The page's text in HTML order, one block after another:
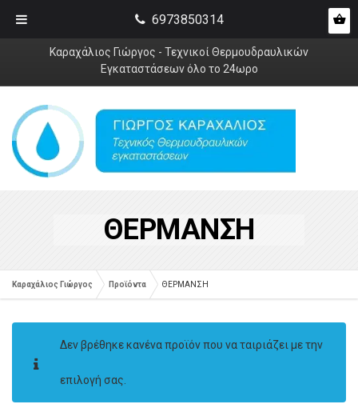
Καραχάλιος Γιώργος - Τεχνικοί Θερμουδραυλικών
Εγκαταστάσεων όλο το 24ωρο
ΘΕΡΜΑΝΣΗ
Καραχάλιος Γιώργος Προϊόντα ΘΕΡΜΑΝΣΗ
Δεν βρέθηκε κανένα προϊόν που να ταιριάζει με την
επιλογή σας.
6973850314